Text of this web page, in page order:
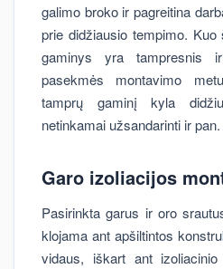
galimo broko ir pagreitina
prie didžiausio tempimo.
gaminys yra tampresnis
pasekmės montavimo
tamprų gaminį kyla
netinkamai užsandarinti ir pan.
Garo izoliacijos
Pasirinkta garus ir oro
klojama ant apšiltintos
vidaus, iškart ant izoliacinio